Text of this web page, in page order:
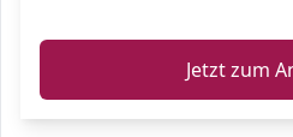
Jetzt zum